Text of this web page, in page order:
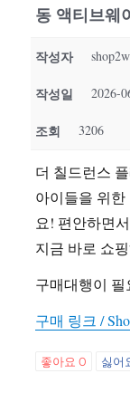
동 액티브웨
작성자
작성일 2026-
조회 3206
더 칠드런스
아이들을 위
요! 편안하면
지금 바로 쇼
구매대행이 필
구매 링크 /
좋아요0 싫어